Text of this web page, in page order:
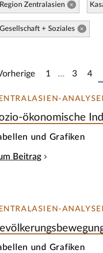
Region Zentralasien ×
Gesellschaft + Soziales ×
1 … 3 4
ökonomische
und Grafiken
Beitrag
und Grafiken